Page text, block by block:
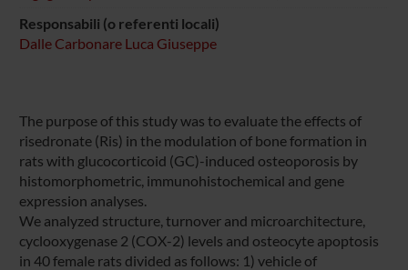
Responsabili (o referenti locali)
Dalle Carbonare Luca Giuseppe
The purpose of this study was to evaluate the effects of
risedronate (Ris) in the modulation of bone formation in
rats with glucocorticoid (GC)-induced osteoporosis by
histomorphometric, immunohistochemical and gene
expression analyses.
We analyzed structure, turnover and microarchitecture,
cyclooxygenase 2 (COX-2) levels and osteocyte apoptosis
in 40 female rats divided as follows: 1) vehicle of